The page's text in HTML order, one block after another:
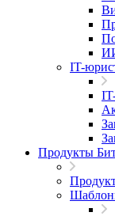
IT-
Продукты